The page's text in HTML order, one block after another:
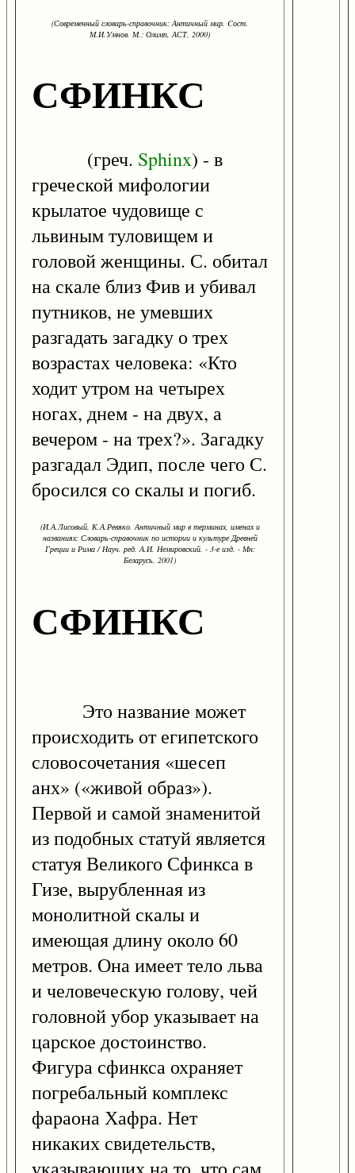
(Современный словарь-справочник: Античный мир. Cост.
М.И.Умнов. М.: Олимп, АСТ, 2000)
СФИНКС
(греч. Sphinx) - в
греческой мифологии
крылатое чудовище с
львиным туловищем и
головой женщины. С. обитал
на скале близ Фив и убивал
путников, не умевших
разгадать загадку о трех
возрастах человека: «Кто
ходит утром на четырех
ногах, днем - на двух, а
вечером - на трех?». Загадку
разгадал Эдип, после чего С.
бросился со скалы и погиб.
(И.А.Лисовый, К.А.Ревяко. Античный мир в терминах, именах и
названиях: Словарь-справочник по истории и культуре Древней
Греции и Рима / Науч. ред. А.И. Немировский. - 3-е изд. - Мн:
Беларусь, 2001)
СФИНКС
Это название может
происходить от египетского
словосочетания «шесеп
анх» («живой образ»).
Первой и самой знаменитой
из подобных статуй является
статуя Великого Сфинкса в
Гизе, вырубленная из
монолитной скалы и
имеющая длину около 60
метров. Она имеет тело льва
и человеческую голову, чей
головной убор указывает на
царское достоинство.
Фигура сфинкса охраняет
погребальный комплекс
фараона Хафра. Нет
никаких свидетельств,